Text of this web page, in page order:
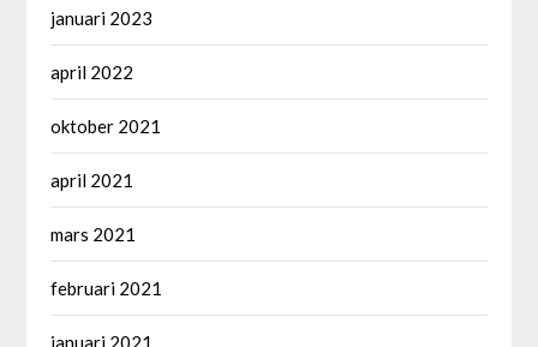
januari 2023
april 2022
oktober 2021
april 2021
mars 2021
februari 2021
januari 2021